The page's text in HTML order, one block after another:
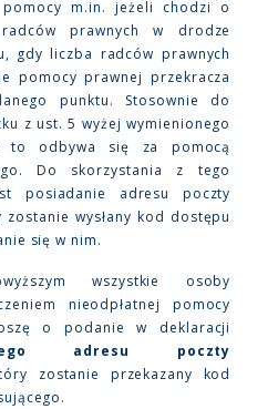
m.in. jeżeli chodzi o
prawnych w drodze
gdy liczba radców prawnych
pomocy prawnej przekracza
punktu. Stosownie do
z ust. 5 wyżej wymienionego
to odbywa się za pomocą
Do skorzystania z tego
posiadanie adresu poczty
wysłany kod dostępu
się w nim.
wszystkie osoby
nieodpłatnej pomocy
o podanie w deklaracji
adresu poczty
zostanie przekazany kod